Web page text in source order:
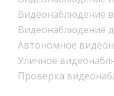
Видеонаблюдение
Видеонаблюдение
Автономное
Уличное
Проверка